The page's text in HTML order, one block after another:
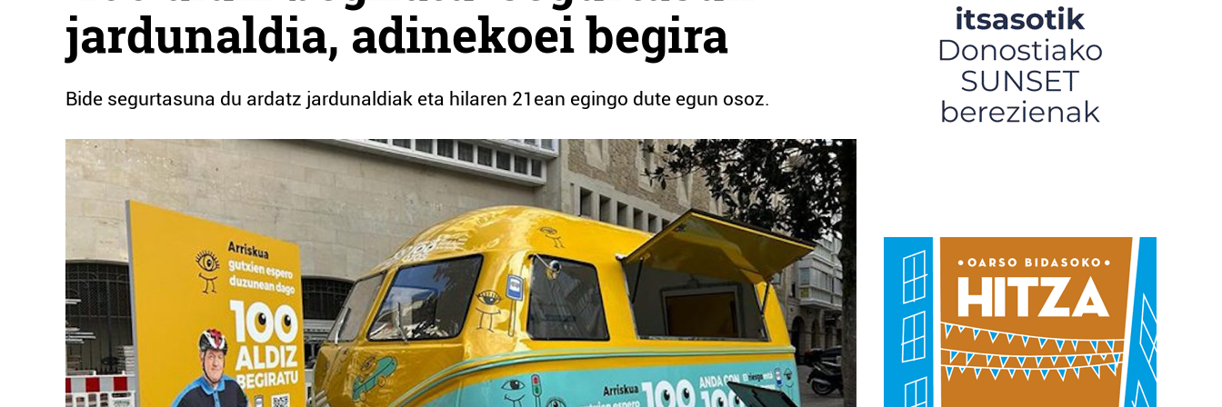
jardunaldia, adinekoei begira
Bide segurtasuna du ardatz jardunaldiak eta hilaren 21ean egingo dute egun osoz.